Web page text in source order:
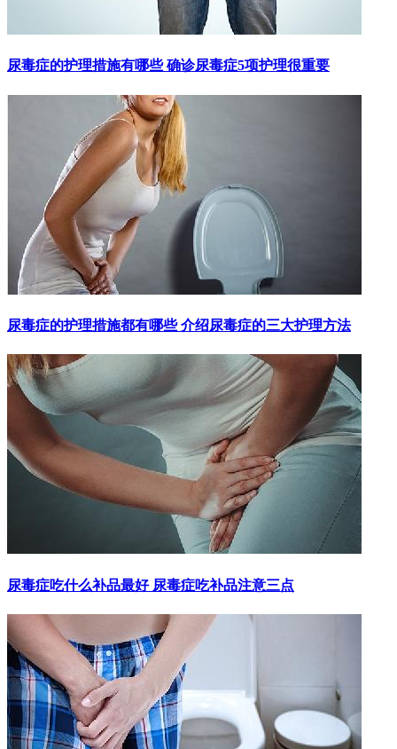
尿毒症的护理措施有哪些 确诊尿毒症5项护理很重要
尿毒症的护理措施都有哪些 介绍尿毒症的三大护理方法
尿毒症吃什么补品最好 尿毒症吃补品注意三点